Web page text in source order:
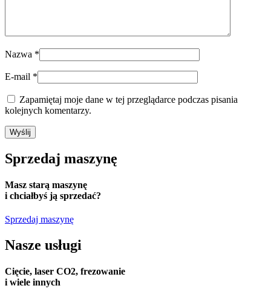
Nazwa *
E-mail *
Zapamiętaj moje dane w tej przeglądarce podczas pisania
kolejnych komentarzy.
Sprzedaj maszynę
Masz starą maszynę
i chciałbyś ją sprzedać?
Sprzedaj maszynę
Nasze usługi
Cięcie, laser CO2, frezowanie
i wiele innych